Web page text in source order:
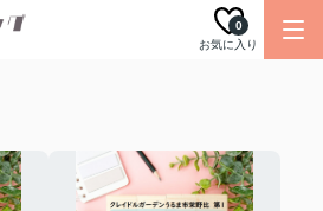
お気に入り
0